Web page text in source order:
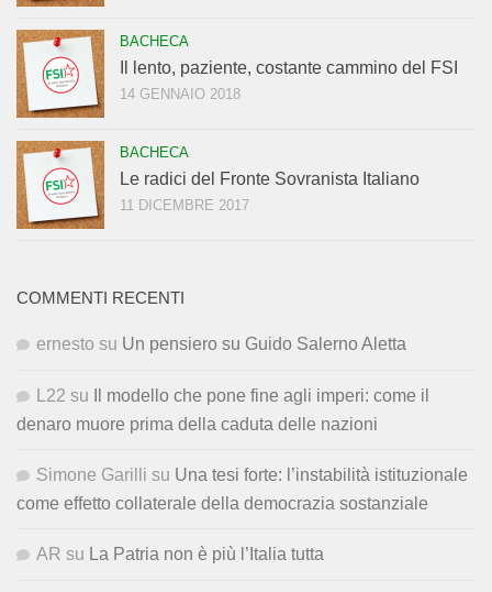
BACHECA
Il lento, paziente, costante cammino del FSI
14 GENNAIO 2018
BACHECA
Le radici del Fronte Sovranista Italiano
11 DICEMBRE 2017
COMMENTI RECENTI
ernesto su Un pensiero su Guido Salerno Aletta
L22 su
Il modello che pone fine agli imperi: come il
denaro muore prima della caduta delle nazioni
Simone Garilli su Una tesi forte: l’instabilità istituzionale
come effetto collaterale della democrazia sostanziale
AR su La Patria non è più l’Italia tutta